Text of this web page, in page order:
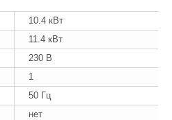
10.4 кВт
11.4 кВт
230 В
1
50 Гц
нет